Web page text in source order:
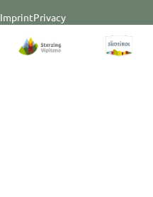
ImprintPrivacy